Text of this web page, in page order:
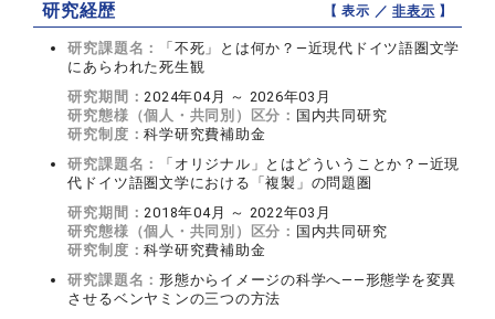
研究経歴 【 表示 ／非表示 】
研究課題名：
「不死」とは何か？―近現代ドイツ語圏文学
にあらわれた死生観
研究期間：2024年04月 ～ 2026年03月
研究態様（個人・共同別）区分： 国内共同研究
研究制度：科学研究費補助金
研究課題名：
「オリジナル」とはどういうことか？―近現
代ドイツ語圏文学における「複製」の問題圏
研究期間：2018年04月 ～ 2022年03月
研究態様（個人・共同別）区分： 国内共同研究
研究制度：科学研究費補助金
研究課題名：形態からイメージの科学へ――形態学を変異
させるベンヤミンの三つの方法